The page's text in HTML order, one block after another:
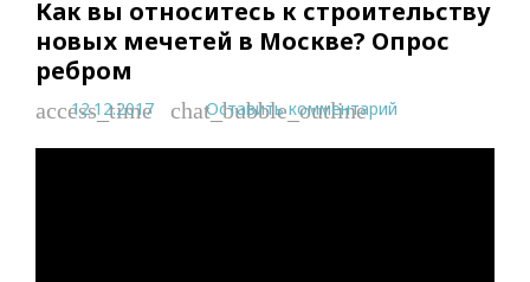
Как вы относитесь к строительству
новых мечетей в Москве? Опрос
ребром
access_time
12.12.2017 chat_bubble_outline
Оставить комментарий